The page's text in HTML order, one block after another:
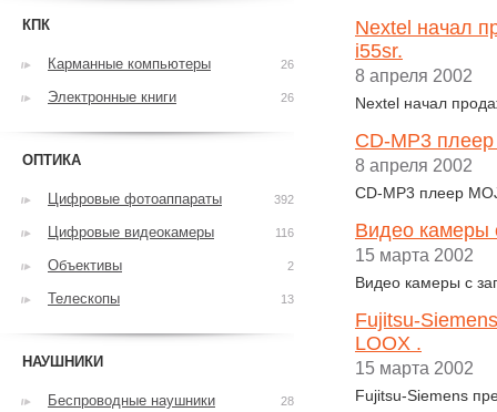
Nextel начал
i55sr.
8 апреля 2002
Nextel начал
CD-MP3
8 апреля 2002
CD-MP3 плеер
Видео камеры
15 марта 2002
Видео камеры с
Fujitsu-
LOOX .
15 марта 2002
Fujitsu-Siemens
КПК
Карманные компьютеры 26
Электронные книги 26
ОПТИКА
Цифровые фотоаппараты 392
Цифровые видеокамеры 116
Объективы 2
Телескопы 13
НАУШНИКИ
Беспроводные наушники 28